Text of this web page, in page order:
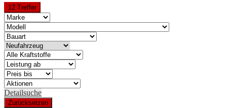
12 Treffer
Detailsuche
Zurücksetzen